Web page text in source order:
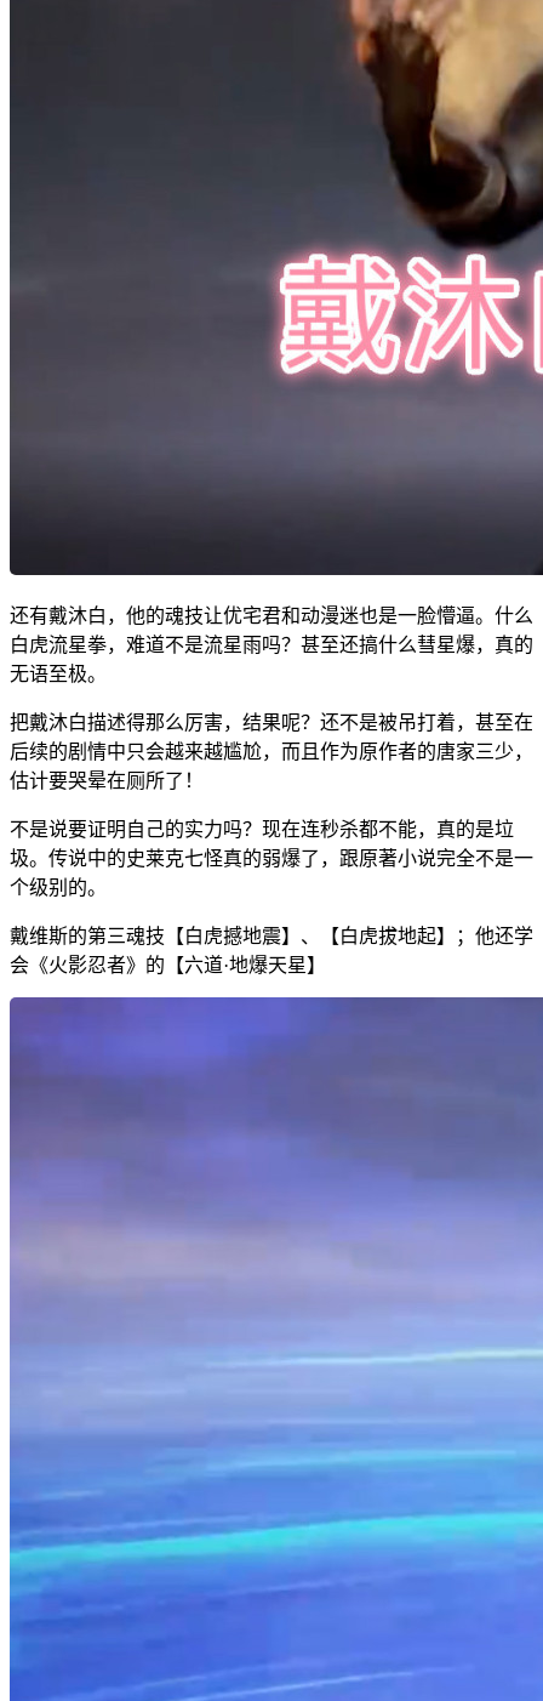
还有戴沐白，他的魂技让优宅君和动漫迷也是一脸懵逼。什么
白虎流星拳，难道不是流星雨吗？甚至还搞什么彗星爆，真的
无语至极。
把戴沐白描述得那么厉害，结果呢？还不是被吊打着，甚至在
后续的剧情中只会越来越尴尬，而且作为原作者的唐家三少，
估计要哭晕在厕所了！
不是说要证明自己的实力吗？现在连秒杀都不能，真的是垃
圾。传说中的史莱克七怪真的弱爆了，跟原著小说完全不是一
个级别的。
戴维斯的第三魂技【白虎撼地震】、【白虎拔地起】；他还学
会《火影忍者》的【六道·地爆天星】